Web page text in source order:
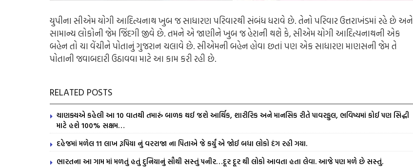
યુપીના સીએમ યોગી આદિત્યનાથ ખુબ જ સાધારણ પરિવારથી સંબંધ ધરાવે છે. તેનો પરિવાર ઉત્તરાખંડમાં રહે છે અને
સામાન્ય લોકોની જેમ જિંદગી જીવે છે. તમને એ જાણીને ખુબ જ હેરાની થશે કે, સીએમ યોગી આદિત્યનાથની એક
બહેન તો ચા વેંચીને પોતાનું ગુજરાન ચલાવે છે. સીએમની બહેન હોવા છતાં પણ એક સાધારણ માણસની જેમ તે
પોતાની જવાબદારી ઉઠાવવા માટે આ કામ કરી રહી છે.
RELATED POSTS
ચાણક્યએ કહેલી આ 10 વાતથી તમારું બાળક થઈ જશે આર્થિક, શારીરિક અને માનસિક રીતે પાવરફુલ, ભવિષ્યમાં કોઈ પણ સિદ્ધી
માટે હશે 100% સક્ષમ…
દહેજમાં મળેલ 11 લાખ રૂપિયા નું વરરાજા ના પિતાએ જે કર્યું એ જોઈ બધા લોકો દંગ રહી ગયા.
ભારતના આ ગામ માં મળતું હતું દુનિયાનું સૌથી સસ્તું પનીર…દૂર દૂર થી લોકો આવતા હતા લેવા. આજે પણ મળે છે સસ્તું.